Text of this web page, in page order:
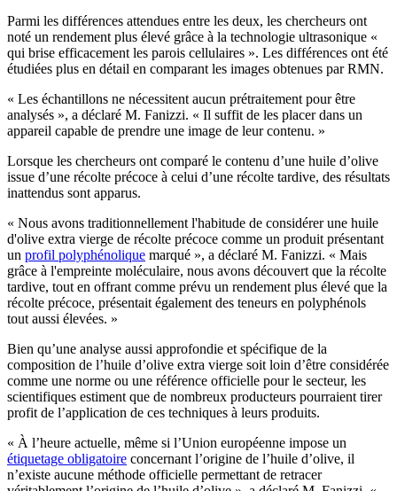
Parmi les différences attendues entre les deux, les chercheurs ont
noté un rendement plus élevé grâce à la technologie ultrasonique «
qui brise efficacement les parois cellulaires ». Les différences ont été
étudiées plus en détail en comparant les images obtenues par RMN.
« Les échantillons ne nécessitent aucun prétraitement pour être
analysés », a déclaré M. Fanizzi. « Il suffit de les placer dans un
appareil capable de prendre une image de leur contenu. »
Lorsque les chercheurs ont comparé le contenu d’une huile d’olive
issue d’une récolte précoce à celui d’une récolte tardive, des résultats
inattendus sont apparus.
« Nous avons traditionnellement l'habitude de considérer une huile
d'olive extra vierge de récolte précoce comme un produit présentant
un profil polyphénolique marqué », a déclaré M. Fanizzi. « Mais
grâce à l'empreinte moléculaire, nous avons découvert que la récolte
tardive, tout en offrant comme prévu un rendement plus élevé que la
récolte précoce, présentait également des teneurs en polyphénols
tout aussi élevées. »
Bien qu’une analyse aussi approfondie et spécifique de la
composition de l’huile d’olive extra vierge soit loin d’être considérée
comme une norme ou une référence officielle pour le secteur, les
scientifiques estiment que de nombreux producteurs pourraient tirer
profit de l’application de ces techniques à leurs produits.
« À l’heure actuelle, même si l’Union européenne impose un
étiquetage obligatoire concernant l’origine de l’huile d’olive, il
n’existe aucune méthode officielle permettant de retracer